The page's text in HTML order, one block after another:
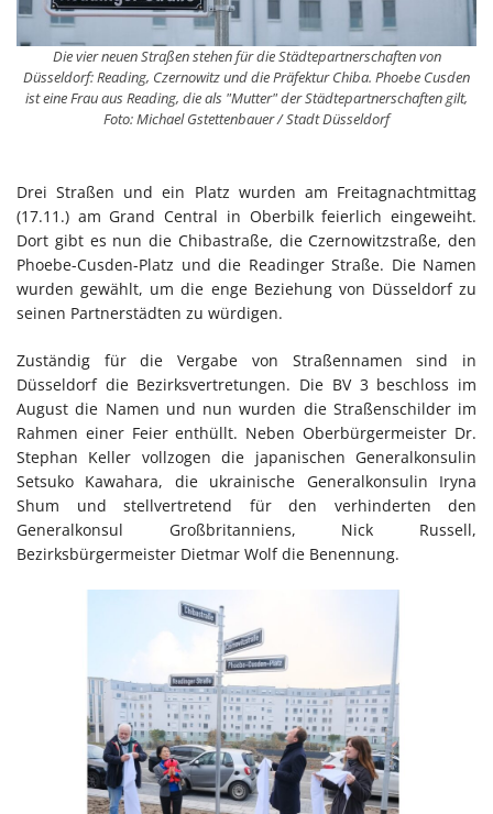
Die vier neuen Straßen stehen für die Städtepartnerschaften von
Düsseldorf: Reading, Czernowitz und die Präfektur Chiba. Phoebe Cusden
ist eine Frau aus Reading, die als "Mutter" der Städtepartnerschaften gilt,
Foto: Michael Gstettenbauer / Stadt Düsseldorf
Drei Straßen und ein Platz wurden am Freitagnachtmittag
(17.11.) am Grand Central in Oberbilk feierlich eingeweiht.
Dort gibt es nun die Chibastraße, die Czernowitzstraße, den
Phoebe-Cusden-Platz und die Readinger Straße. Die Namen
wurden gewählt, um die enge Beziehung von Düsseldorf zu
seinen Partnerstädten zu würdigen.
Zuständig für die Vergabe von Straßennamen sind in
Düsseldorf die Bezirksvertretungen. Die BV 3 beschloss im
August die Namen und nun wurden die Straßenschilder im
Rahmen einer Feier enthüllt. Neben Oberbürgermeister Dr.
Stephan Keller vollzogen die japanischen Generalkonsulin
Setsuko Kawahara, die ukrainische Generalkonsulin Iryna
Shum und stellvertretend für den verhinderten den
Generalkonsul Großbritanniens, Nick Russell,
Bezirksbürgermeister Dietmar Wolf die Benennung.